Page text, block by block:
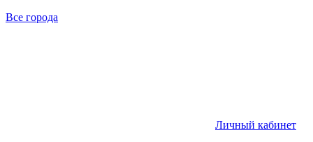
Все города
Личный кабинет